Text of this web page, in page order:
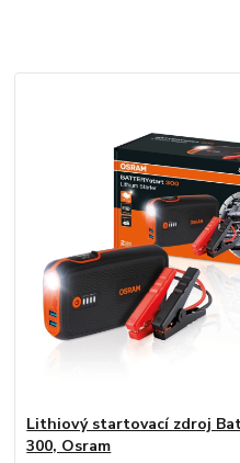
Lithiový startovací zdroj
300, Osram